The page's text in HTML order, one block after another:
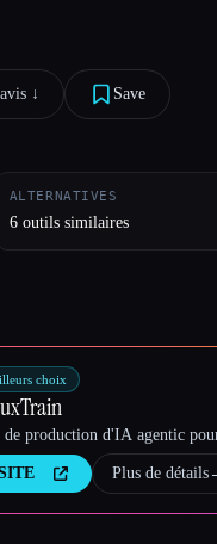
↓︎ Save
ALTERNATIVES
6 outils similaires
choix
de production d'IA agentic
Plus de détails